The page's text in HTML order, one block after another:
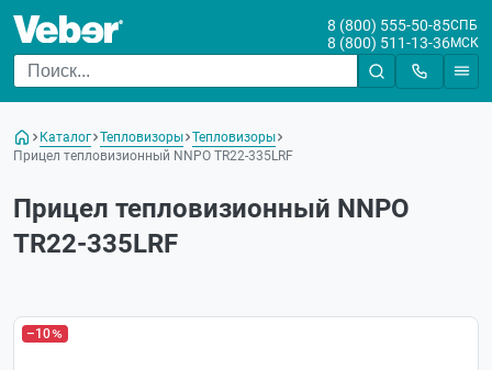
8 (800) 555-50-85СПБ
8 (800) 511-13-36МСК
Каталог Тепловизоры Тепловизоры
Прицел тепловизионный NNPO TR22-335LRF
Прицел тепловизионный NNPO
TR22-335LRF
–10